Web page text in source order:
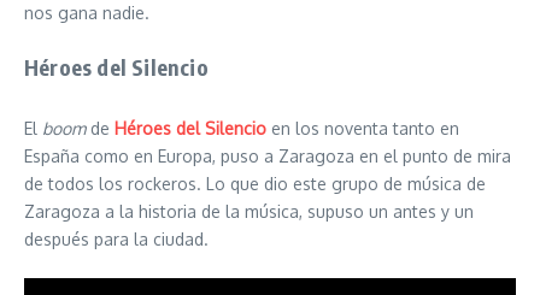
nos gana nadie.
Héroes del Silencio
El boomde Héroes del Silencio en los noventa tanto en
España como en Europa, puso a Zaragoza en el punto de mira
de todos los rockeros. Lo que dio este grupo de música de
Zaragoza a la historia de la música, supuso un antes y un
después para la ciudad.